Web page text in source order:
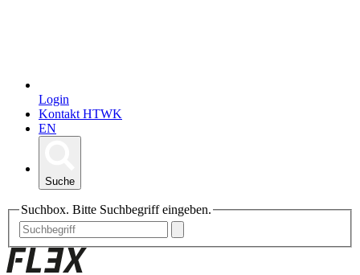
Login
Kontakt HTWK
EN
Suche
Suchbox. Bitte Suchbegriff eingeben.